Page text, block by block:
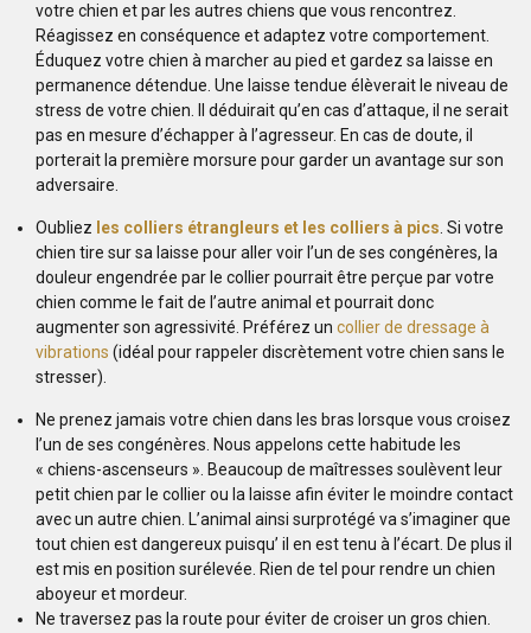
votre chien et par les autres chiens que vous rencontrez.
Réagissez en conséquence et adaptez votre comportement.
Éduquez votre chien à marcher au pied et gardez sa laisse en
permanence détendue. Une laisse tendue élèverait le niveau de
stress de votre chien. Il déduirait qu’en cas d’attaque, il ne serait
pas en mesure d’échapper à l’agresseur. En cas de doute, il
porterait la première morsure pour garder un avantage sur son
adversaire.
Oubliez les colliers étrangleurs et les colliers à pics . Si votre
chien tire sur sa laisse pour aller voir l’un de ses congénères, la
douleur engendrée par le collier pourrait être perçue par votre
chien comme le fait de l’autre animal et pourrait donc
augmenter son agressivité. Préférez un collier de dressage à
vibrations (idéal pour rappeler discrètement votre chien sans le
stresser).
Ne prenez jamais votre chien dans les bras lorsque vous croisez
l’un de ses congénères. Nous appelons cette habitude les
« chiens-ascenseurs ». Beaucoup de maîtresses soulèvent leur
petit chien par le collier ou la laisse afin éviter le moindre contact
avec un autre chien. L’animal ainsi surprotégé va s’imaginer que
tout chien est dangereux puisqu’ il en est tenu à l’écart. De plus il
est mis en position surélevée. Rien de tel pour rendre un chien
aboyeur et mordeur.
Ne traversez pas la route pour éviter de croiser un gros chien.